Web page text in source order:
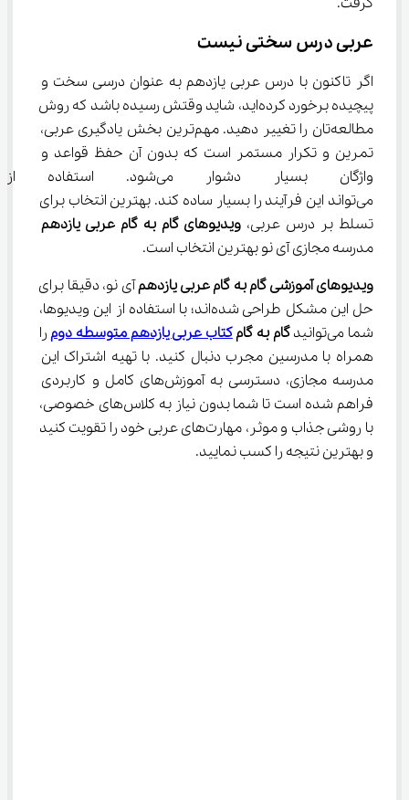
عربی درس سختی نیست
اگر تاکنون با درس عربی یازدهم به عنوان درسی سخت و
پیچیده برخورد کرده‌اید، شاید وقتش رسیده باشد که روش
مطالعه‌تان را تغییر دهید. مهم‌ترین بخش یادگیری عربی،
تمرین و تکرار مستمر است که بدون آن حفظ قواعد و
واژگان بسیار دشوار
می‌تواند این فرآیند را بسیار ساده کند. بهترین انتخاب برای
تسلط بر درس عربی، ویدیوهای گام به گام عربی یازدهم
مدرسه مجازی آی نو بهترین انتخاب است.
ویدیوهای آموزشی گام به گام عربی یازدهم آی نو، دقیقا برای
حل این مشکل طراحی شده‌اند؛ با استفاده از این ویدیوها،
شما می‌توانید
گام به گام کتاب عربی یازدهم متوسطه دوم را
همراه با مدرسین مجرب دنبال کنید. با تهیه اشتراک این
مدرسه مجازی، دسترسی به آموزش‌های کامل و کاربردی
فراهم شده است تا شما بدون نیاز به کلاس‌های خصوصی،
با روشی جذاب و موثر، مهارت‌های عربی خود را تقویت کنید
و بهترین نتیجه را کسب نمایید.